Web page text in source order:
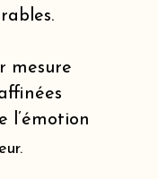
mesure
l’émotion